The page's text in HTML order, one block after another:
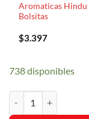
Aromaticas
Bolsitas
$3.397
738 disponibles